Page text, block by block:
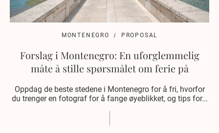
MONTENEGRO PROPOSAL
Forslag i Montenegro: En uforglemmelig
måte å stille spørsmålet om ferie på
Oppdag de beste stedene i Montenegro for å fri, hvorfor
du trenger en fotograf for å fange øyeblikket, og tips for...